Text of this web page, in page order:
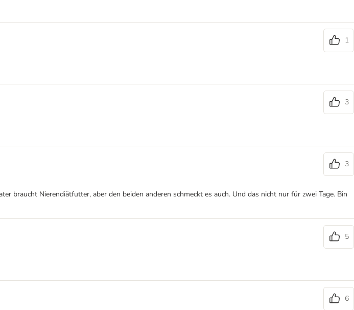
1
3
3
braucht Nierendiätfutter, aber den beiden anderen schmeckt es auch. Und das nicht nur für zwei Tage. Bin
5
6